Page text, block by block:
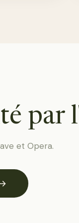
par
et Opera.